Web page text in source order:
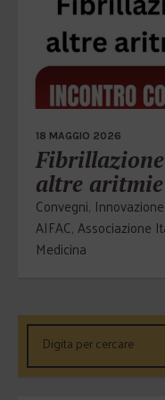
18 MAGGIO 2026
altre
Convegni,
AIFAC,Associazione
Medicina